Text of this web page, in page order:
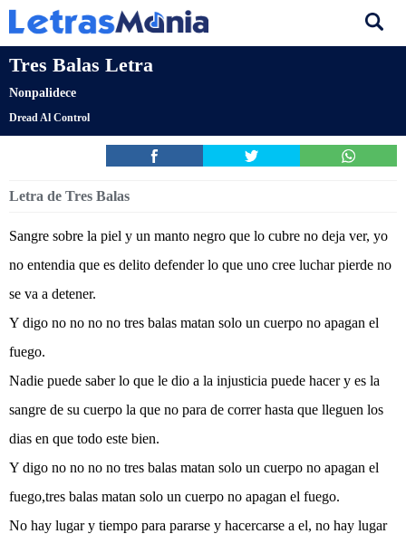
Tres Balas Letra
Nonpalidece
Dread Al Control
Letra de Tres Balas
Sangre sobre la piel y un manto negro que lo cubre no deja ver, yo
no entendia que es delito defender lo que uno cree luchar pierde no
se va a detener.
Y digo no no no no tres balas matan solo un cuerpo no apagan el
fuego.
Nadie puede saber lo que le dio a la injusticia puede hacer y es la
sangre de su cuerpo la que no para de correr hasta que lleguen los
dias en que todo este bien.
Y digo no no no no tres balas matan solo un cuerpo no apagan el
fuego,tres balas matan solo un cuerpo no apagan el fuego.
No hay lugar y tiempo para pararse y hacercarse a el, no hay lugar